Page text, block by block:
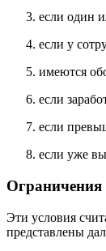
если один
если у
имеются
если
если
если уже
Ограничения
Эти условия
представлены